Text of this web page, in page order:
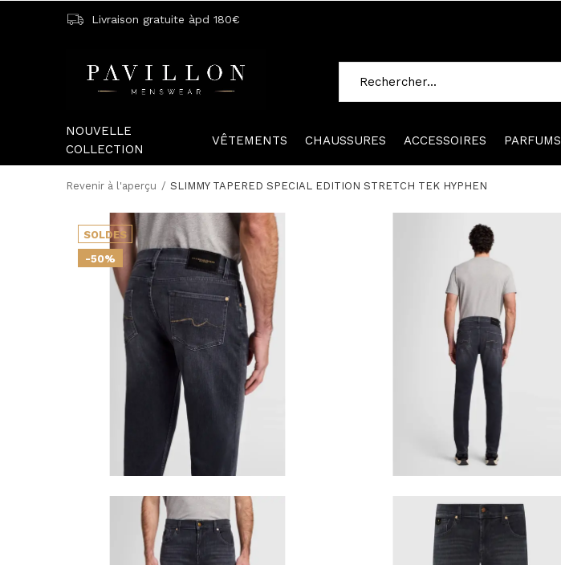
NOUVELLE
COLLECTION
VÊTEMENTS CHAUSSURES ACCESSOIRES PARFUMS
Livraison gratuite àpd 180€
Revenir à l'aperçu SLIMMY TAPERED SPECIAL EDITION STRETCH TEK HYPHEN
SOLDES
-50%